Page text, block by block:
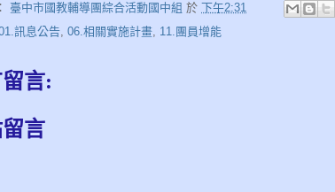
臺中市國教輔導團綜合活動國中組 於 下午2:31
訊息公告 06.相關實施計畫 11.團員增能
言:
言